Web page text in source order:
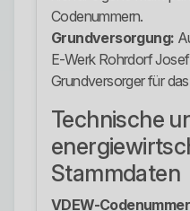
Codenummern.
Grundversorgung:
E-Werk Rohrdorf
Grundversorger für
Technische
Stammdaten
VDEW-